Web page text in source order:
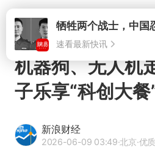
速看最新快讯
机器狗、无人机
子乐享“科创大餐
新浪财经
2026-06-09 03:49·北京·优